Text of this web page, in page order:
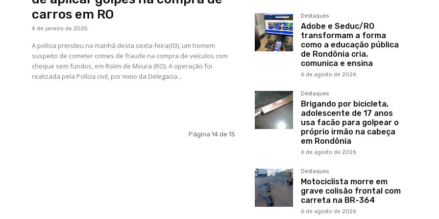
carros em RO
4 de janeiro de 2025
A polícia prendeu na manhã desta sexta-feira(03), um homem
suspeito de cometer crimes de fraude na compra de veículos com
cheque sem fundos, em Rolim de Moura (RO). A operação foi
realizada pela Polícia civil, por meio da Delegacia...
Página 14 de 15
Destaques
Adobe e Seduc/RO
transformam a forma
como a educação pública
de Rondônia cria,
comunica e ensina
6 de agosto de 2026
Destaques
Brigando por bicicleta,
adolescente de 17 anos
usa facão para golpear o
próprio irmão na cabeça
em Rondônia
6 de agosto de 2026
Destaques
Motociclista morre em
grave colisão frontal com
carreta na BR-364
6 de agosto de 2026